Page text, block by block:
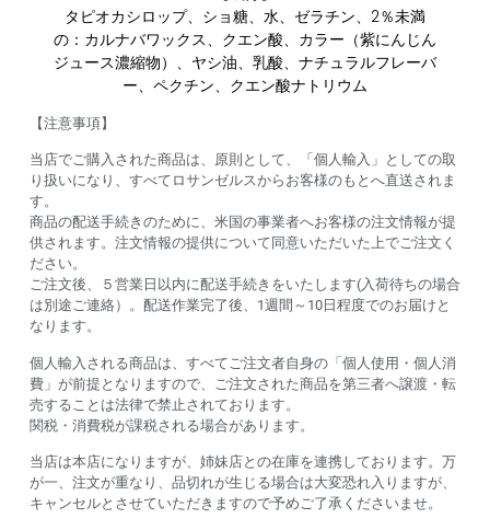
タピオカシロップ、ショ糖、水、ゼラチン、2％未満
の：カルナバワックス、クエン酸、カラー（紫にんじん
ジュース濃縮物）、ヤシ油、乳酸、ナチュラルフレーバ
ー、ペクチン、クエン酸ナトリウム
【注意事項】
当店でご購入された商品は、原則として、「個人輸入」としての取
り扱いになり、すべてロサンゼルスからお客様のもとへ直送されま
す。
商品の配送手続きのために、米国の事業者へお客様の注文情報が提
供されます。注文情報の提供について同意いただいた上でご注文く
ださい。
ご注文後、５営業日以内に配送手続きをいたします(入荷待ちの場合
は別途ご連絡）。配送作業完了後、1週間～10日程度でのお届けと
なります。
個人輸入される商品は、すべてご注文者自身の「個人使用・個人消
費」が前提となりますので、ご注文された商品を第三者へ譲渡・転
売することは法律で禁止されております。
関税・消費税が課税される場合があります。
当店は本店になりますが、姉妹店との在庫を連携しております。万
が一、注文が重なり、品切れが生じる場合は大変恐れ入りますが、
キャンセルとさせていただきますので予めご了承くださいませ。